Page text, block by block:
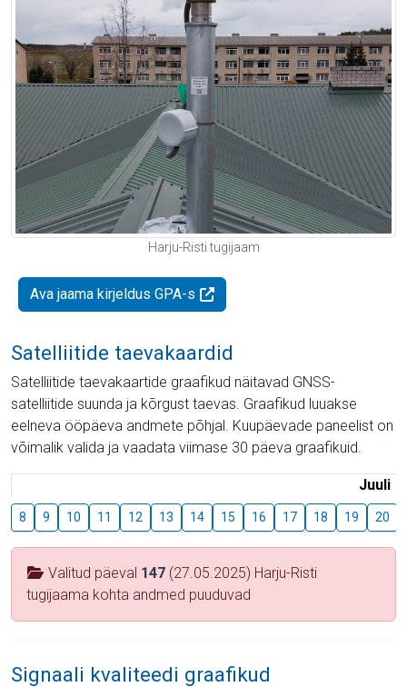
Harju-Risti tugijaam
Ava jaama kirjeldus GPA-s
Satelliitide taevakaardid
Satelliitide taevakaartide graafikud näitavad GNSS-
satelliitide suunda ja kõrgust taevas. Graafikud luuakse
eelneva ööpäeva andmete põhjal. Kuupäevade paneelist on
võimalik valida ja vaadata viimase 30 päeva graafikuid.
Juuli
8 9 10 11 12 13 14 15 16 17 18 19 20
Valitud päeval 147 (27.05.2025) Harju-Risti
tugijaama kohta andmed puuduvad
Signaali kvaliteedi graafikud